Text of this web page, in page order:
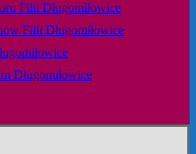
Filii Długomiłowice
Filii Długomiłowice
Długomiłowice